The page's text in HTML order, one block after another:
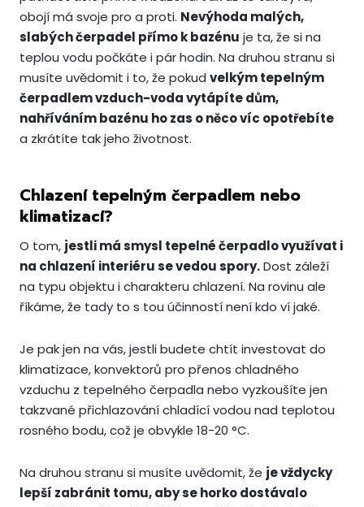
obojí má svoje pro a proti. Nevýhoda malých,
slabých čerpadel přímo k bazénu je ta, že si na
teplou vodu počkáte i pár hodin. Na druhou stranu si
musíte uvědomit i to, že pokud velkým tepelným
čerpadlem vzduch-voda vytápíte dům,
nahříváním bazénu ho zas o něco víc opotřebíte
a zkrátíte tak jeho životnost.
Chlazení tepelným čerpadlem nebo
klimatizací?
O tom, jestli má smysl tepelné čerpadlo využívat i
na chlazení interiéru se vedou spory.Dost záleží
na typu objektu i charakteru chlazení. Na rovinu ale
říkáme, že tady to s tou účinností není kdo ví jaké.
Je pak jen na vás, jestli budete chtít investovat do
klimatizace, konvektorů pro přenos chladného
vzduchu z tepelného čerpadla nebo vyzkoušíte jen
takzvané přichlazování chladící vodou nad teplotou
rosného bodu, což je obvykle 18-20 °C.
Na druhou stranu si musíte uvědomit, že je vždycky
lepší zabránit tomu, aby se horko dostávalo